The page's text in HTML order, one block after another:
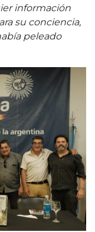
información
su conciencia,
peleado